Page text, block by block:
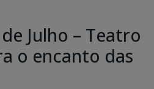
Julho – Teatro
o encanto das